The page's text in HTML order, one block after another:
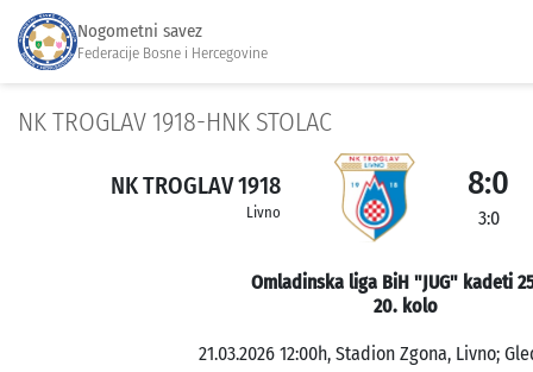
Nogometni savez
Federacije Bosne i Hercegovine
NK TROGLAV 1918-HNK STOLAC
NK TROGLAV 1918
Livno
8:0
3:0
Omladinska liga BiH "JUG" kadeti
20. kolo
21.03.2026 12:00h, Stadion Zgona, Livno;